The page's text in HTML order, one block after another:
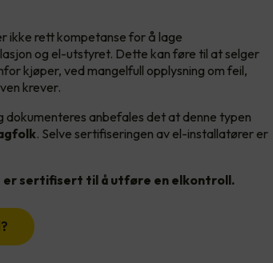
ikke rett kompetanse for å lage
og el-utstyret. Dette kan føre til at selger
kjøper, ved mangelfull opplysning om feil,
krever.
dokumenteres anbefales det at denne typen
. Selve sertifiseringen av el-installatører er
sertifisert til å utføre en elkontroll.